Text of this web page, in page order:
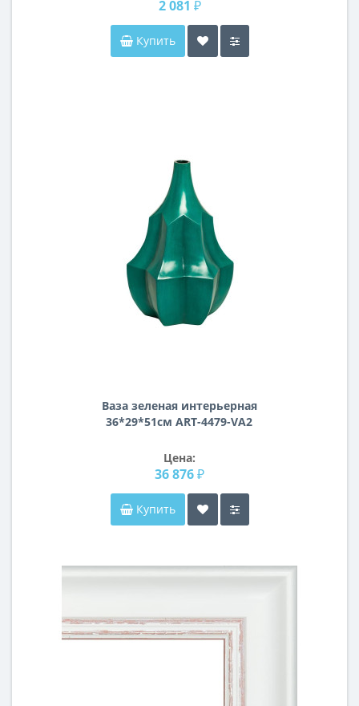
2 081 ₽
Купить
Ваза зеленая интерьерная
36*29*51см ART-4479-VA2
Цена:
36 876 ₽
Купить